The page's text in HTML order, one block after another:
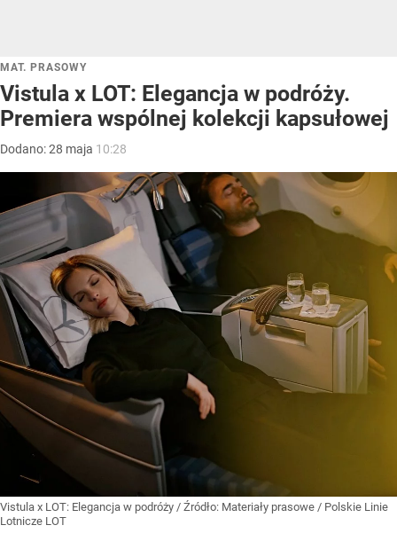
MAT. PRASOWY
Vistula x LOT: Elegancja w podróży.
Premiera wspólnej kolekcji kapsułowej
Dodano:28 maja 10:28
Vistula x LOT: Elegancja w podróży / Źródło: Materiały prasowe / Polskie Linie
Lotnicze LOT